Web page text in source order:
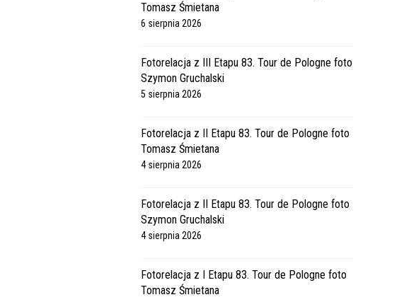
Tomasz Śmietana
6 sierpnia 2026
Fotorelacja z III Etapu 83. Tour de Pologne foto
Szymon Gruchalski
5 sierpnia 2026
Fotorelacja z II Etapu 83. Tour de Pologne foto
Tomasz Śmietana
4 sierpnia 2026
Fotorelacja z II Etapu 83. Tour de Pologne foto
Szymon Gruchalski
4 sierpnia 2026
Fotorelacja z I Etapu 83. Tour de Pologne foto
Tomasz Śmietana